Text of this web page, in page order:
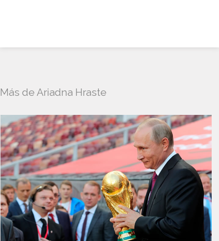
Más de Ariadna Hraste